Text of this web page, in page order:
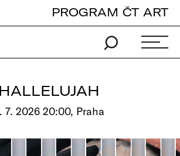
PROGRAM ČT ART
HALLELUJAH
7. 2026 20:00, Praha